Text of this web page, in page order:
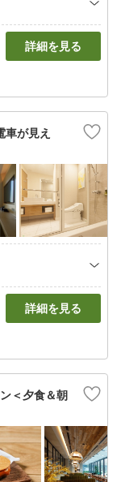
詳細を見る
車が見え
詳細を見る
＜夕食＆朝